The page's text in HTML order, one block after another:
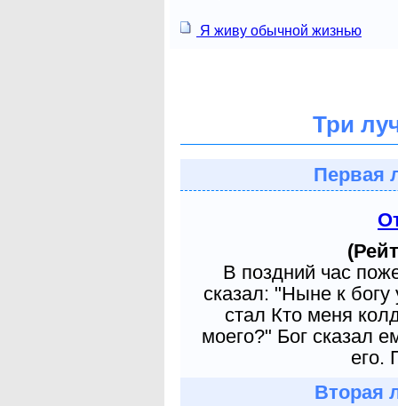
Я живу обычной жизнью
Три
Первая
В поздний час
сказал: "Ныне к
стал Кто меня
моего?" Бог сказал
его.
Вторая